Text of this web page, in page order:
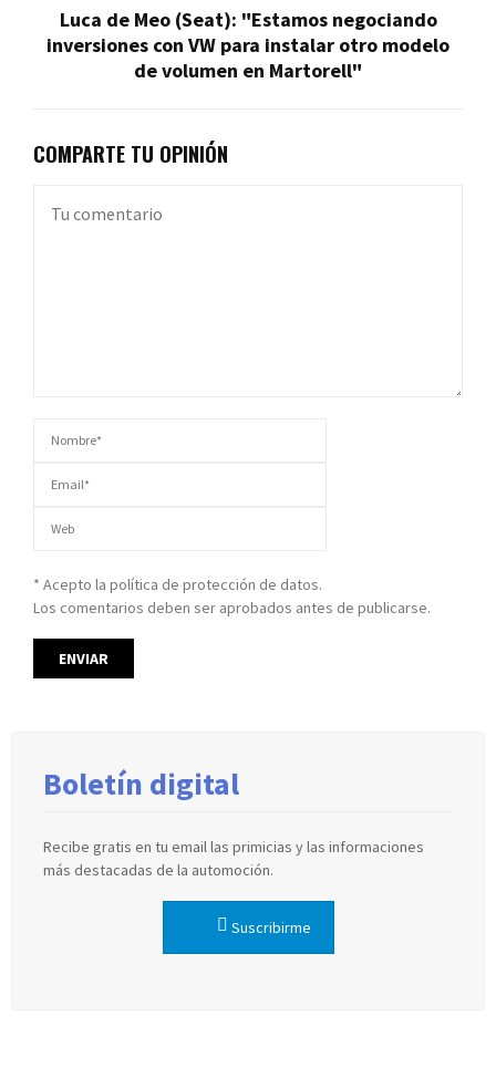
Luca de Meo (Seat): "Estamos negociando
inversiones con VW para instalar otro modelo
de volumen en Martorell"
COMPARTE TU OPINIÓN
* Acepto la política de protección de datos.
Los comentarios deben ser aprobados antes de publicarse.
Boletín digital
Recibe gratis en tu email las primicias y las informaciones
más destacadas de la automoción.
Suscribirme